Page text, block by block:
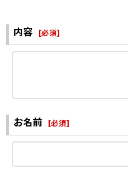
内容 [必須]
お名前 [必須]